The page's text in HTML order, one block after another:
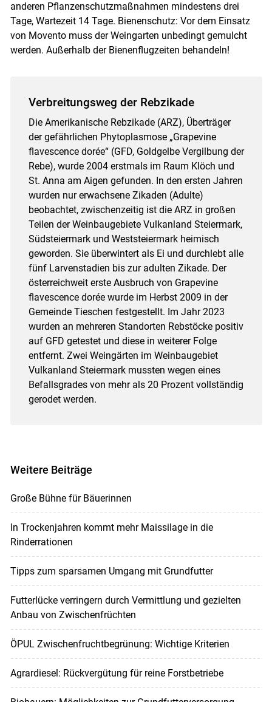
anderen Pflanzenschutzmaßnahmen mindestens drei
Tage, Wartezeit 14 Tage. Bienenschutz: Vor dem Einsatz
von Movento muss der Weingarten unbedingt gemulcht
werden. Außerhalb der Bienenflugzeiten behandeln!
Verbreitungsweg der Rebzikade
Die Amerikanische Rebzikade (ARZ), Überträger
der gefährlichen Phytoplasmose „Grapevine
flavescence dorée“ (GFD, Goldgelbe Vergilbung der
Rebe), wurde 2004 erstmals im Raum Klöch und
St. Anna am Aigen gefunden. In den ersten Jahren
wurden nur erwachsene Zikaden (Adulte)
beobachtet, zwischenzeitig ist die ARZ in großen
Teilen der Weinbaugebiete Vulkanland Steiermark,
Südsteiermark und Weststeiermark heimisch
geworden. Sie überwintert als Ei und durchlebt alle
fünf Larvenstadien bis zur adulten Zikade. Der
österreichweit erste Ausbruch von Grapevine
flavescence dorée wurde im Herbst 2009 in der
Gemeinde Tieschen festgestellt. Im Jahr 2023
wurden an mehreren Standorten Rebstöcke positiv
auf GFD getestet und diese in weiterer Folge
entfernt. Zwei Weingärten im Weinbaugebiet
Vulkanland Steiermark mussten wegen eines
Befallsgrades von mehr als 20 Prozent vollständig
gerodet werden.
Weitere Beiträge
Große Bühne für Bäuerinnen
In Trockenjahren kommt mehr Maissilage in die
Rinderrationen
Tipps zum sparsamen Umgang mit Grundfutter
Futterlücke verringern durch Vermittlung und gezielten
Anbau von Zwischenfrüchten
ÖPUL Zwischenfruchtbegrünung: Wichtige Kriterien
Agrardiesel: Rückvergütung für reine Forstbetriebe